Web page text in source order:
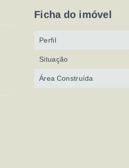
Ficha do imóvel
Perfil
Situação
Área Construída